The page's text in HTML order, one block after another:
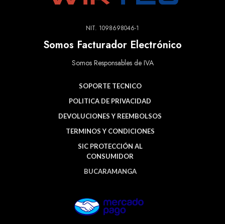
NIT. 1098698046-1
Somos Facturador Electrónico
Somos Responsables de IVA
SOPORTE TECNICO
POLITICA DE PRIVACIDAD
DEVOLUCIONES Y REEMBOLSOS
TERMINOS Y CONDICIONES
SIC PROTECCIÓN AL
CONSUMIDOR
BUCARAMANGA